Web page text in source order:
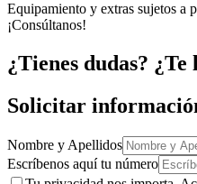
Equipamiento y extras sujetos a
¡Consúltanos!
¿Tienes dudas? ¿Te
Solicitar
Nombre y Apellidos
Escríbenos aquí tu número